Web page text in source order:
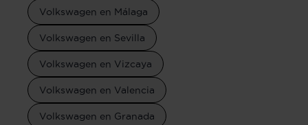
Volkswagen en Málaga
Volkswagen en Sevilla
Volkswagen en Vizcaya
Volkswagen en Valencia
Volkswagen en Granada